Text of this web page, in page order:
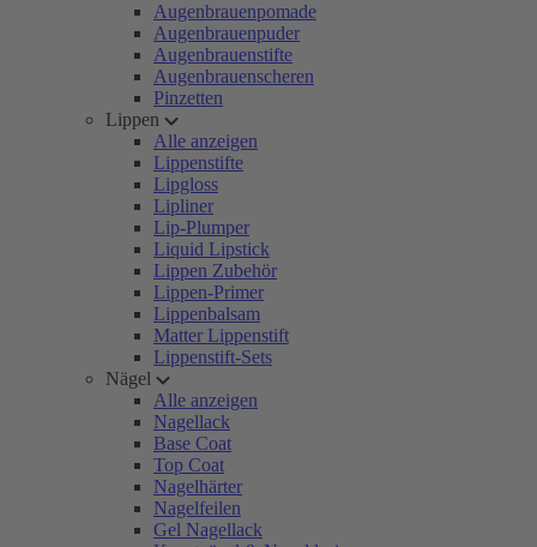
Augenbrauenpomade
Augenbrauenpuder
Augenbrauenstifte
Augenbrauenscheren
Pinzetten
Lippen
Alle anzeigen
Lippenstifte
Lipgloss
Lipliner
Lip-Plumper
Liquid Lipstick
Lippen Zubehör
Lippen-Primer
Lippenbalsam
Matter Lippenstift
Lippenstift-Sets
Nägel
Alle anzeigen
Nagellack
Base Coat
Top Coat
Nagelhärter
Nagelfeilen
Gel Nagellack